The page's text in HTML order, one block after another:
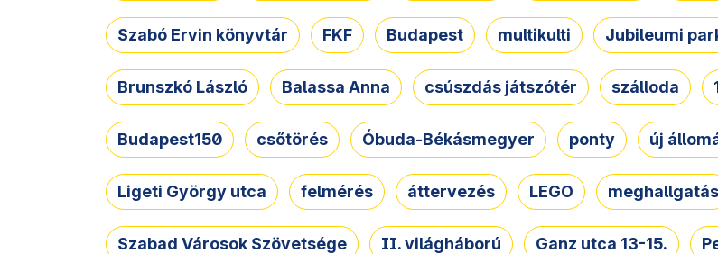
Szabó Ervin könyvtár FKF Budapest multikulti Jubileumi
Brunszkó László Balassa Anna csúszdás játszótér szálloda
Budapest150 csőtörés Óbuda-Békásmegyer ponty új
Ligeti György utca felmérés áttervezés LEGO meghallgatás
Szabad Városok Szövetsége II. világháború Ganz utca 13-15.